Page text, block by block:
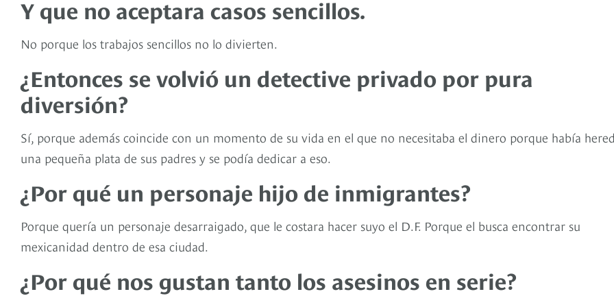
Y que no aceptara casos sencillos.
No porque los trabajos sencillos no lo divierten.
¿Entonces se volvió un detective privado por pura
diversión?
Sí, porque además coincide con un momento de su vida en el que no necesitaba el dinero porque había
una pequeña plata de sus padres y se podía dedicar a eso.
¿Por qué un personaje hijo de inmigrantes?
Porque quería un personaje desarraigado, que le costara hacer suyo el D.F. Porque el busca encontrar su
mexicanidad dentro de esa ciudad.
¿Por qué nos gustan tanto los asesinos en serie?